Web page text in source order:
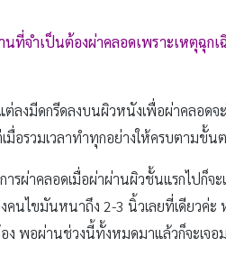
จำเป็นต้องผ่าคลอดเพราะเหตุฉุก
งมีดกรีดลงบนผิวหนังเพื่อผ่าคลอด
รวมเวลาทำทุกอย่างให้ครบตามขั้น
ารผ่าคลอดเมื่อผ่าผ่านผิวชั้นแรกไป
ขมันหนาถึง 2-3 นิ้วเลยที่เดียวค่ะ
พอผ่านช่วงนี้ทั้งหมดมาแล้วก็จะเจ